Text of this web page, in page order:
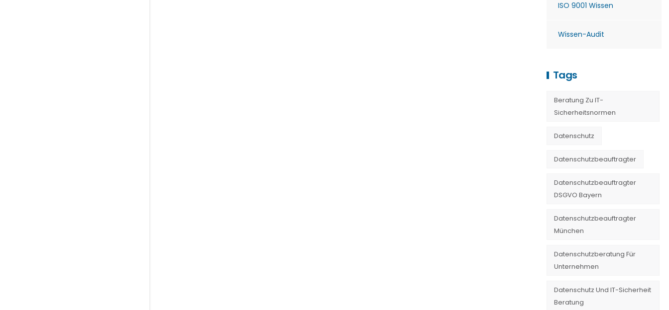
ISO 9001 Wissen
Wissen-Audit
Tags
Beratung Zu IT-
Sicherheitsnormen
Datenschutz
Datenschutzbeauftragter
Datenschutzbeauftragter
DSGVO Bayern
Datenschutzbeauftragter
München
Datenschutzberatung Für
Unternehmen
Datenschutz Und IT-Sicherheit
Beratung